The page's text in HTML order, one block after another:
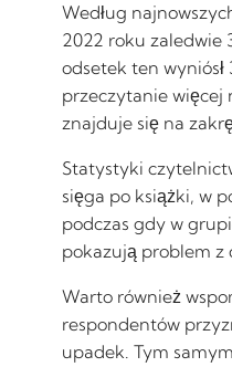
Według
2022 roku zaledwie
odsetek ten
przeczytanie więcej
znajduje się na
Statystyki
sięga po książki, w
podczas gdy w
pokazują problem z
Warto również
respondentów
upadek. Tym